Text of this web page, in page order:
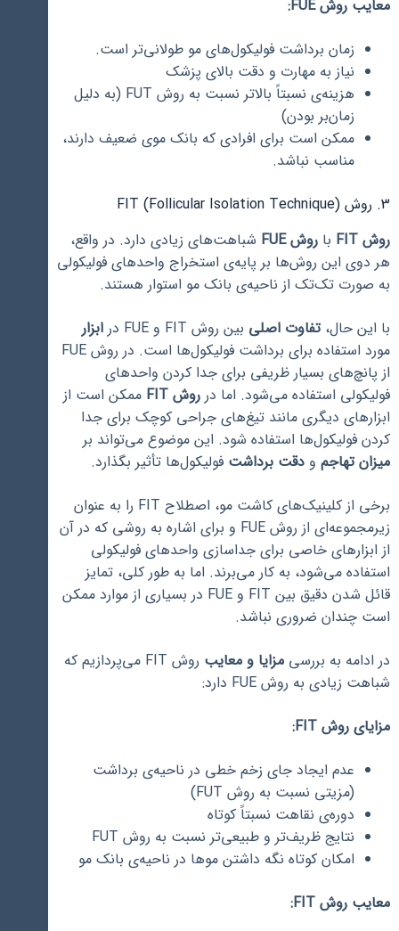
معایب روش FUE:
زمان برداشت فولیکول‌های مو طولانی‌تر است.
نیاز به مهارت و دقت بالای پزشک
هزینه‌ی نسبتاً بالاتر نسبت به روش FUT (به دلیل
زمان‌بر بودن)
ممکن است برای افرادی که بانک موی ضعیف دارند،
مناسب نباشد.
3. روش FIT (Follicular Isolation Technique)
روش FIT
با روش FUE
شباهت‌های زیادی دارد. در واقع،
هر دوی این روش‌ها بر پایه‌ی استخراج واحدهای فولیکولی
به صورت تک‌تک از ناحیه‌ی بانک مو استوار هستند.
با این حال،تفاوت اصلی بین روش FIT و FUE در
ابزار
مورد استفاده برای برداشت فولیکول‌ها است. در روش FUE
از پانچ‌های بسیار ظریفی برای جدا کردن واحدهای
فولیکولی استفاده می‌شود. اما در روش FIT
ممکن است از
ابزارهای دیگری مانند تیغ‌های جراحی کوچک برای جدا
کردن فولیکول‌ها استفاده شود. این موضوع می‌تواند بر
میزان تهاجم و دقت برداشت فولیکول‌ها تأثیر بگذارد.
برخی از کلینیک‌های کاشت مو، اصطلاح FIT را به عنوان
زیرمجموعه‌ای از روش FUE و برای اشاره به روشی که در آن
از ابزارهای خاصی برای جداسازی واحدهای فولیکولی
استفاده می‌شود، به کار می‌برند. اما به طور کلی، تمایز
قائل شدن دقیق بین FIT و FUE در بسیاری از موارد ممکن
است چندان ضروری نباشد.
در ادامه به بررسی مزایا و معایب
روش FIT می‌پردازیم که
شباهت زیادی به روش FUE دارد:
مزایای روش FIT:
عدم ایجاد جای زخم خطی در ناحیه‌ی برداشت
(مزیتی نسبت به روش FUT)
دوره‌ی نقاهت نسبتاً کوتاه
نتایج ظریف‌تر و طبیعی‌تر نسبت به روش FUT
امکان کوتاه نگه داشتن موها در ناحیه‌ی بانک مو
معایب روش FIT: